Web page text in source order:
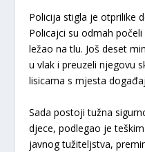
Policija stigla je otprilike
Policajci su odmah
ležao na tlu. Još deset
u vlak i preuzeli njegovu
lisicama s mjesta
Sada postoji tužna
djece, podlegao je
javnog tužiteljstva,